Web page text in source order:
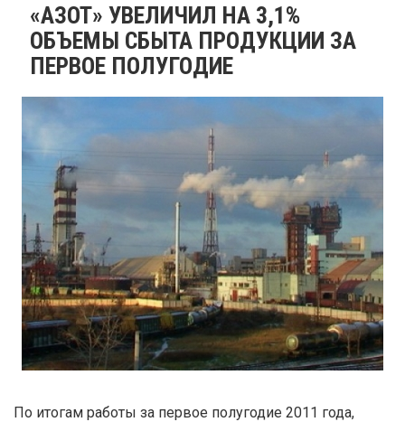
«АЗОТ» УВЕЛИЧИЛ НА 3,1%
ОБЪЕМЫ СБЫТА ПРОДУКЦИИ ЗА
ПЕРВОЕ ПОЛУГОДИЕ
По итогам работы за первое полугодие 2011 года,